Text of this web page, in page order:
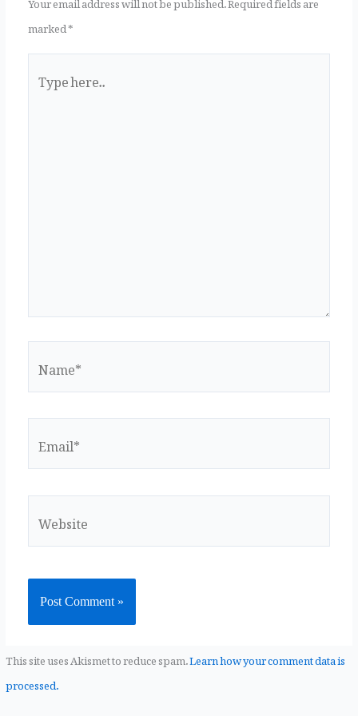
marked*
here..
This site uses Akismet to reduce spam.Learn how your comment data is
processed.